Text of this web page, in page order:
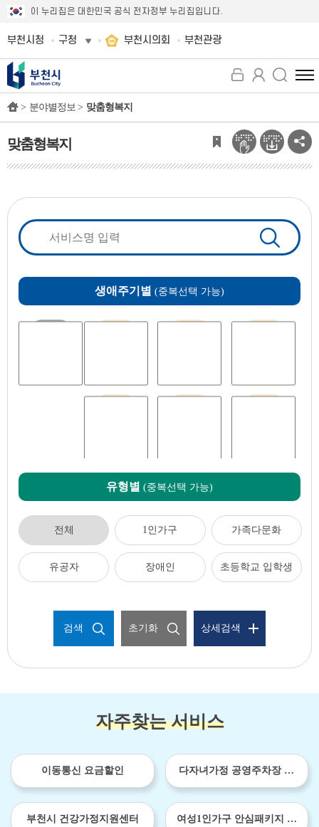
이 누리집은 대한민국 공식 전자정부 누리집입니다.
부천시청 구청 부천시의회 부천관광
전
체
뉴
보
기
> 분야별정보 > 맞춤형복지
맞춤형복지
생애주기별 (중복선택 가능)
유형별 (중복선택 가능)
전체 1인가구 가족다문화
유공자 장애인 초등학교 입학생
검색 초기화 상세검색
자주찾는 서비스
이동통신 요금할인
다자녀가정 공영주차장 이
부천시 건강가정지원센터
여성1인가구 안심패키지 보